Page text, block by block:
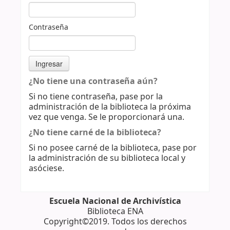
Contraseña
¿No tiene una contraseña aún?
Si no tiene contraseña, pase por la
administración de la biblioteca la próxima
vez que venga. Se le proporcionará una.
¿No tiene carné de la biblioteca?
Si no posee carné de la biblioteca, pase por
la administración de su biblioteca local y
asóciese.
Escuela Nacional de Archivística
Biblioteca ENA
Copyright©2019. Todos los derechos